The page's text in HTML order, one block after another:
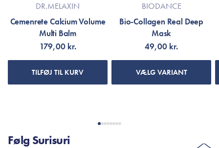
DR.MELAXIN
Cemenrete Calcium Volume
Multi Balm
179,00 kr.
TILFØJ TIL KURV
BIODANCE
Bio-Collagen Real Deep
Mask
49,00 kr.
VÆLG VARIANT
Følg Surisuri